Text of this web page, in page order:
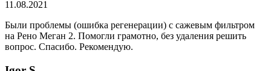
11.08.2021
Были проблемы (ошибка регенерации) с сажевым фильтром
на Рено Меган 2. Помогли грамотно, без удаления решить
вопрос. Спасибо. Рекомендую.